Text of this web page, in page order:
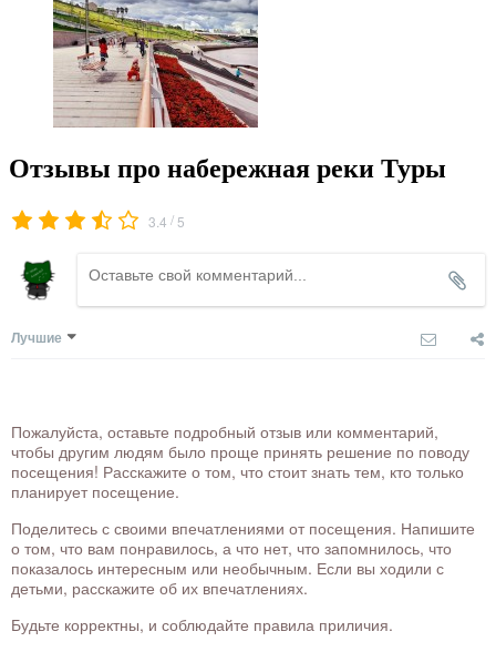
Отзывы про набережная реки Туры
3.4 / 5
Лучшие
Пожалуйста, оставьте подробный отзыв или комментарий,
чтобы другим людям было проще принять решение по поводу
посещения! Расскажите о том, что стоит знать тем, кто только
планирует посещение.
Поделитесь с своими впечатлениями от посещения. Напишите
о том, что вам понравилось, а что нет, что запомнилось, что
показалось интересным или необычным. Если вы ходили с
детьми, расскажите об их впечатлениях.
Будьте корректны, и соблюдайте правила приличия.